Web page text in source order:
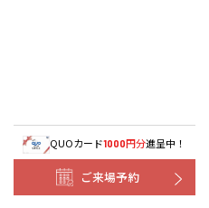
QUOカード1000円分進呈中！
ご来場予約